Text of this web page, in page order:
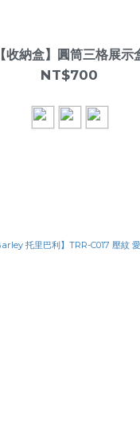
【收納盒】圓筒三格展示
NT$700